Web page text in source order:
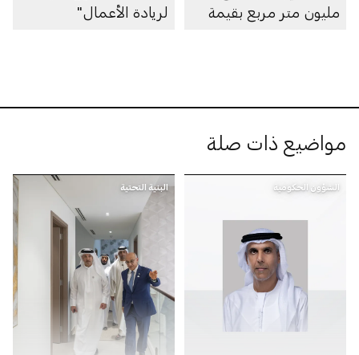
مليون متر مربع بقيمة
لريادة الأعمال"
مواضيع ذات صلة
الشؤون الحكومية البنية التحتية